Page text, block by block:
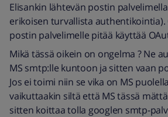
Elisankin lähtevän postin
erikoisen turvallista authentikointia).
postin palvelimelle pitää käyttää
Mikä tässä oikein on ongelma ? Ne
MS smtp:lle kuntoon ja sitten vaan
Jos ei toimi niin se vika on MS
vaikuttaakin siltä että MS tässä
sitten koittaa tolla googlen smtp-